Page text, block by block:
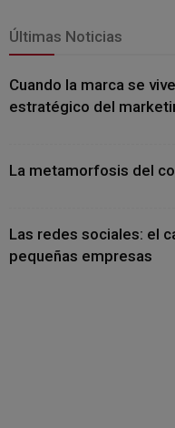
Últimas Noticias
Cuando la marca se
estratégico del
La metamorfosis del
Las redes sociales: el
pequeñas empresas